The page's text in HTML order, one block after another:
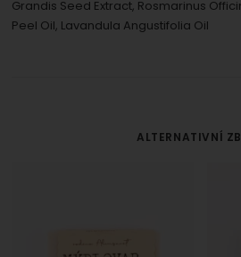
Grandis Seed Extract, Rosmarinus
Peel Oil, Lavandula Angustifolia Oil
ALTERNATIVNÍ